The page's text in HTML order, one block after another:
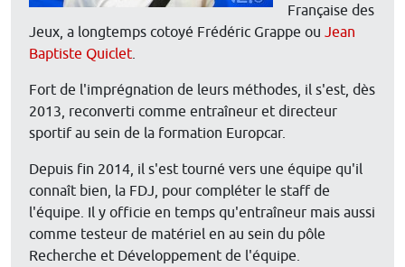
Française des
Jeux, a longtemps cotoyé Frédéric Grappe ou Jean
Baptiste Quiclet.
Fort de l'imprégnation de leurs méthodes, il s'est, dès
2013, reconverti comme entraîneur et directeur
sportif au sein de la formation Europcar.
Depuis fin 2014, il s'est tourné vers une équipe qu'il
connaît bien, la FDJ, pour compléter le staff de
l'équipe. Il y officie en temps qu'entraîneur mais aussi
comme testeur de matériel en au sein du pôle
Recherche et Développement de l'équipe.